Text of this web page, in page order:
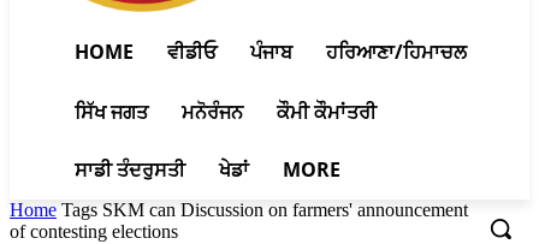
HOME ਵੀਡੀਓ ਪੰਜਾਬ ਹਰਿਆਣਾ/ਹਿਮਾਚਲ
ਸਿੱਖ ਜਗਤ ਮਨੋਰੰਜਨ ਕੌਮੀ ਕੌਮਾਂਤਰੀ
ਸਾਡੀ ਤੰਦਰੁਸਤੀ ਖੇਡਾਂ MORE
Home Tags SKM can Discussion on farmers' announcement
of contesting elections